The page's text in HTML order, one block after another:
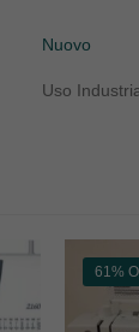
Nuovo
Uso
61%